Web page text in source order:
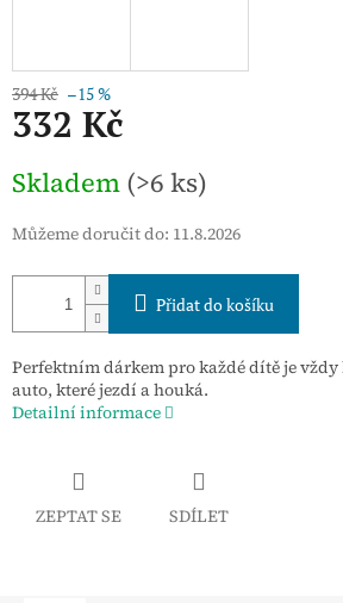
394 Kč –15 %
332 Kč
cena:
Skladem (>6 ks)
Můžeme doručit do: 11.8.2026
Přidat do košíku
Perfektním dárkem pro každé dítě je
auto, které jezdí a houká.
Detailní informace
ZEPTAT SE SDÍLET